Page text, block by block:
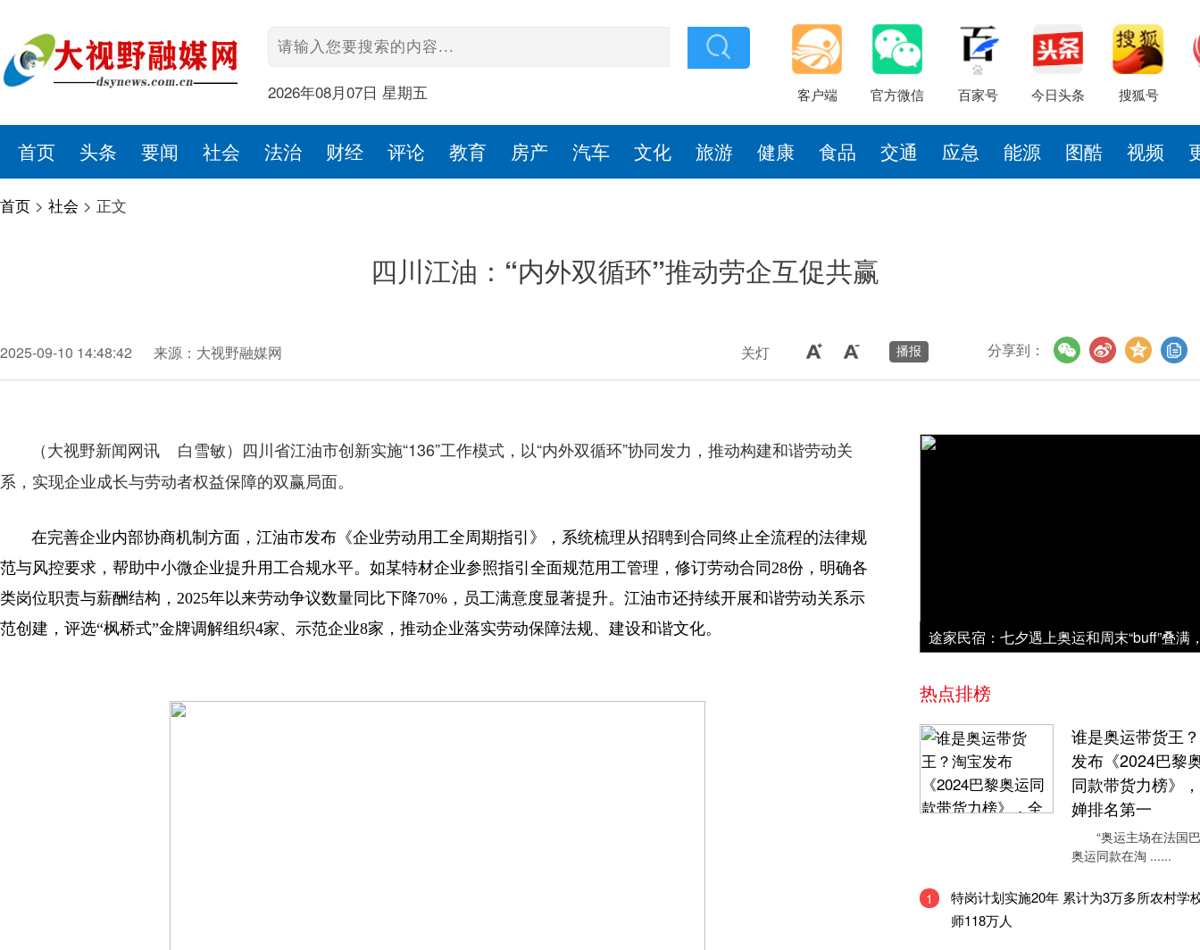
2026年08月07日 星期五 客户端 官方微信 百家号 今日头条 搜狐号
首页 头条 要闻 社会 法治 财经 评论 教育 房产 汽车 文化 旅游 健康 食品 交通 应急 能源 图酷 视频
首页 > 社会 > 正文
四川江油：“内外双循环”推动劳企互促共赢
2025-09-10 14:48:42 来源：大视野融媒网 关灯 分享到：
（大视野新闻网讯 白雪敏） 四川省江油市创新实施“136”工作模式，以“内外双循环”协同发力，推动构建和谐劳动关
系，实现企业成长与劳动者权益保障的双赢局面。
在完善企业内部协商机制方面，江油市发布《企业劳动用工全周期指引》，系统梳理从招聘到合同终止全流程的法律规
范与风控要求，帮助中小微企业提升用工合规水平。如某特材企业参照指引全面规范用工管理，修订劳动合同28份，明确各
类岗位职责与薪酬结构，2025年以来劳动争议数量同比下降70%，员工满意度显著提升。江油市还持续开展和谐劳动关系示
范创建，评选“枫桥式”金牌调解组织4家、示范企业8家，推动企业落实劳动保障法规、建设和谐文化。
热点排榜
谁是奥运带货王
发布《2024巴黎
同款带货力榜》
婵排名第一
“奥运主场在法国
奥运同款在淘 ......
1
特岗计划实施20年 累计为3万多所农村学
师118万人